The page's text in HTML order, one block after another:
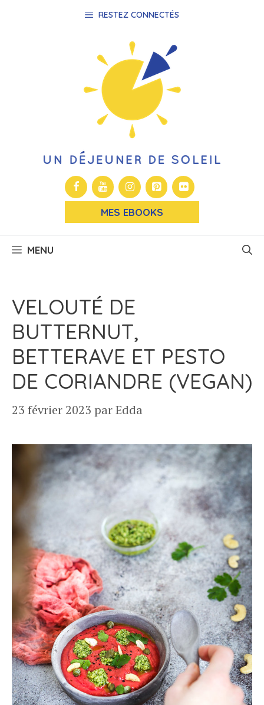
RESTEZ CONNECTÉS
MES EBOOKS
MENU
VELOUTÉ DE
BUTTERNUT,
BETTERAVE ET PESTO
DE CORIANDRE (VEGAN)
23 février 2023 parEdda